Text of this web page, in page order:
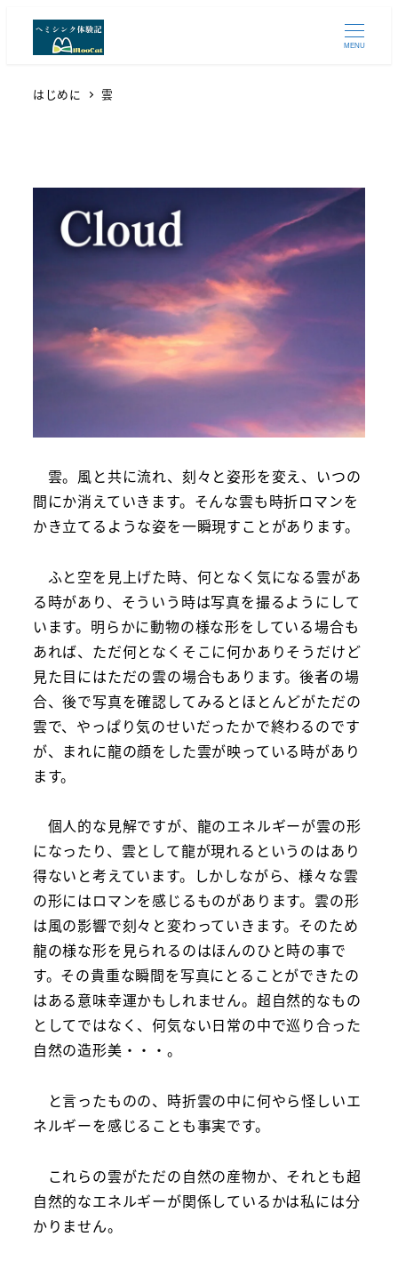
MENU
はじめに 雲
雲。風と共に流れ、刻々と姿形を変え、いつの
間にか消えていきます。そんな雲も時折ロマンを
かき立てるような姿を一瞬現すことがあります。
ふと空を見上げた時、何となく気になる雲があ
る時があり、そういう時は写真を撮るようにして
います。明らかに動物の様な形をしている場合も
あれば、ただ何となくそこに何かありそうだけど
見た目にはただの雲の場合もあります。後者の場
合、後で写真を確認してみるとほとんどがただの
雲で、やっぱり気のせいだったかで終わるのです
が、まれに龍の顔をした雲が映っている時があり
ます。
個人的な見解ですが、龍のエネルギーが雲の形
になったり、雲として龍が現れるというのはあり
得ないと考えています。しかしながら、様々な雲
の形にはロマンを感じるものがあります。雲の形
は風の影響で刻々と変わっていきます。そのため
龍の様な形を見られるのはほんのひと時の事で
す。その貴重な瞬間を写真にとることができたの
はある意味幸運かもしれません。超自然的なもの
としてではなく、何気ない日常の中で巡り合った
自然の造形美・・・。
と言ったものの、時折雲の中に何やら怪しいエ
ネルギーを感じることも事実です。
これらの雲がただの自然の産物か、それとも超
自然的なエネルギーが関係しているかは私には分
かりません。